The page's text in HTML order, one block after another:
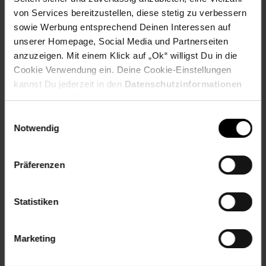
von Services bereitzustellen, diese stetig zu verbessern
sowie Werbung entsprechend Deinen Interessen auf
unserer Homepage, Social Media und Partnerseiten
anzuzeigen. Mit einem Klick auf „Ok“ willigst Du in die
Cookie Verwendung ein. Deine Cookie-Einstellungen
kannst Du jederzeit in den Datenschutzinformationen
ändern bzw. widerrufen.
Notwendig
Präferenzen
Statistiken
Marketing
Kundendienst für Steine & Teile. Wir bemühen uns, in allen
Ländern kostenlosen Ersatz anzubieten, behalten uns
jedoch das Recht vor, die Verfügbarkeit dieses Service
jederzeit ohne vorherige Ankündigung zu ändern.
Artikelnummer: 2588636000
EAN: 5702017424187
Artikel gehört zur Kategorie:LEGO